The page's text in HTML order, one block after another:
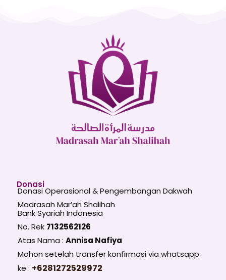
Donasi
Donasi Operasional & Pengembangan Dakwah
Madrasah Mar’ah Shalihah
Bank Syariah Indonesia
No. Rek 7132562126
Atas Nama : Annisa Nafiya
Mohon setelah transfer konfirmasi via whatsapp
ke : +6281272529972